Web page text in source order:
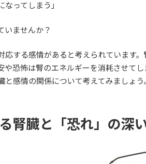
なってしまう」
いませんか？
応する感情があると考えられています
や恐怖は腎のエネルギーを消耗させて
感情の関係について考えてみましょう
腎臓と「恐れ」の深